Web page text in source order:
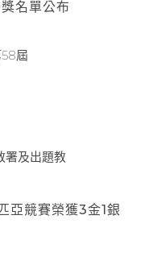
名單公布
屆
署及出題教
亞競賽榮獲3金1銀